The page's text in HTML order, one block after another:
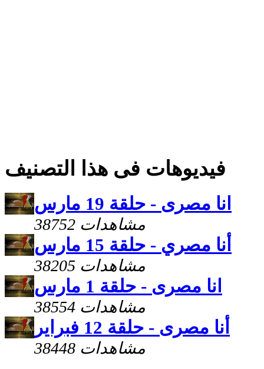
فيديوهات فى هذا التصنيف
انا مصرى - حلقة 19 مارس
38752 مشاهدات
أنا مصري - حلقة 15 مارس
38205 مشاهدات
انا مصرى - حلقة 1 مارس
38554 مشاهدات
أنا مصرى - حلقة 12 فبراير
38448 مشاهدات